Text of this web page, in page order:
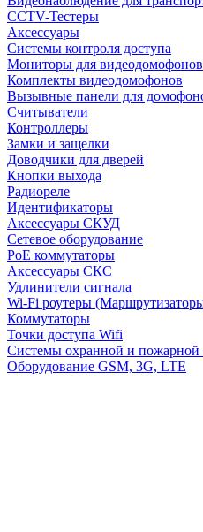
CCTV-Тестеры
Аксессуары
Системы контроля доступа
Мониторы для видеодомофонов
Комплекты видеодомофонов
Вызывные панели для
Считыватели
Контроллеры
Замки и защелки
Доводчики для дверей
Кнопки выхода
Радиореле
Идентификаторы
Аксессуары СКУД
Сетевое оборудование
PoE коммутаторы
Аксессуары СКС
Удлинители сигнала
Wi-Fi роутеры
Коммутаторы
Точки доступа Wifi
Системы охранной и пожарной
Оборудование GSM, 3G, LTE